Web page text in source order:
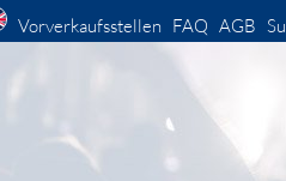
Vorverkaufsstellen FAQ AGB